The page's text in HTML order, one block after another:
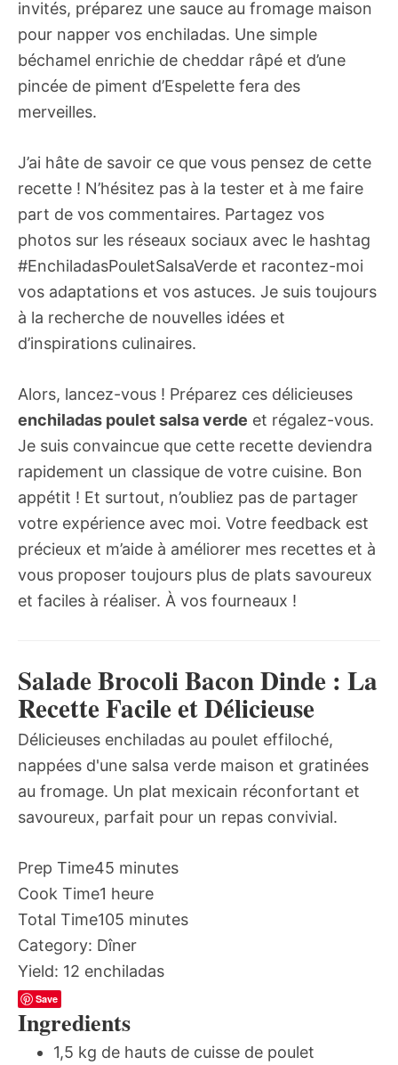
invités, préparez une sauce au fromage maison
pour napper vos enchiladas. Une simple
béchamel enrichie de cheddar râpé et d’une
pincée de piment d’Espelette fera des
merveilles.
J’ai hâte de savoir ce que vous pensez de cette
recette ! N’hésitez pas à la tester et à me faire
part de vos commentaires. Partagez vos
photos sur les réseaux sociaux avec le hashtag
#EnchiladasPouletSalsaVerde et racontez-moi
vos adaptations et vos astuces. Je suis toujours
à la recherche de nouvelles idées et
d’inspirations culinaires.
Alors, lancez-vous ! Préparez ces délicieuses
enchiladas poulet salsa verde et régalez-vous.
Je suis convaincue que cette recette deviendra
rapidement un classique de votre cuisine. Bon
appétit ! Et surtout, n’oubliez pas de partager
votre expérience avec moi. Votre feedback est
précieux et m’aide à améliorer mes recettes et à
vous proposer toujours plus de plats savoureux
et faciles à réaliser. À vos fourneaux !
Salade Brocoli Bacon Dinde : La
Recette Facile et Délicieuse
Délicieuses enchiladas au poulet effiloché,
nappées d'une salsa verde maison et gratinées
au fromage. Un plat mexicain réconfortant et
savoureux, parfait pour un repas convivial.
Prep Time45 minutes
Cook Time1 heure
Total Time105 minutes
Category: Dîner
Yield: 12 enchiladas
Save
Ingredients
1,5 kg de hauts de cuisse de poulet